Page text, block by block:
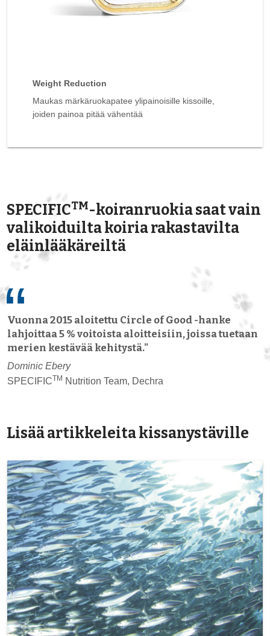
Weight Reduction
Maukas märkäruokapatee ylipainoisille kissoille,
joiden painoa pitää vähentää
SPECIFICTM-koiranruokia saat vain
valikoiduilta koiria rakastavilta
eläinlääkäreiltä
Vuonna 2015 aloitettu Circle of Good -hanke
lahjoittaa 5 % voitoista aloitteisiin, joissa tuetaan
merien kestävää kehitystä."
Dominic Ebery
SPECIFICTM Nutrition Team, Dechra
Lisää artikkeleita kissanystäville